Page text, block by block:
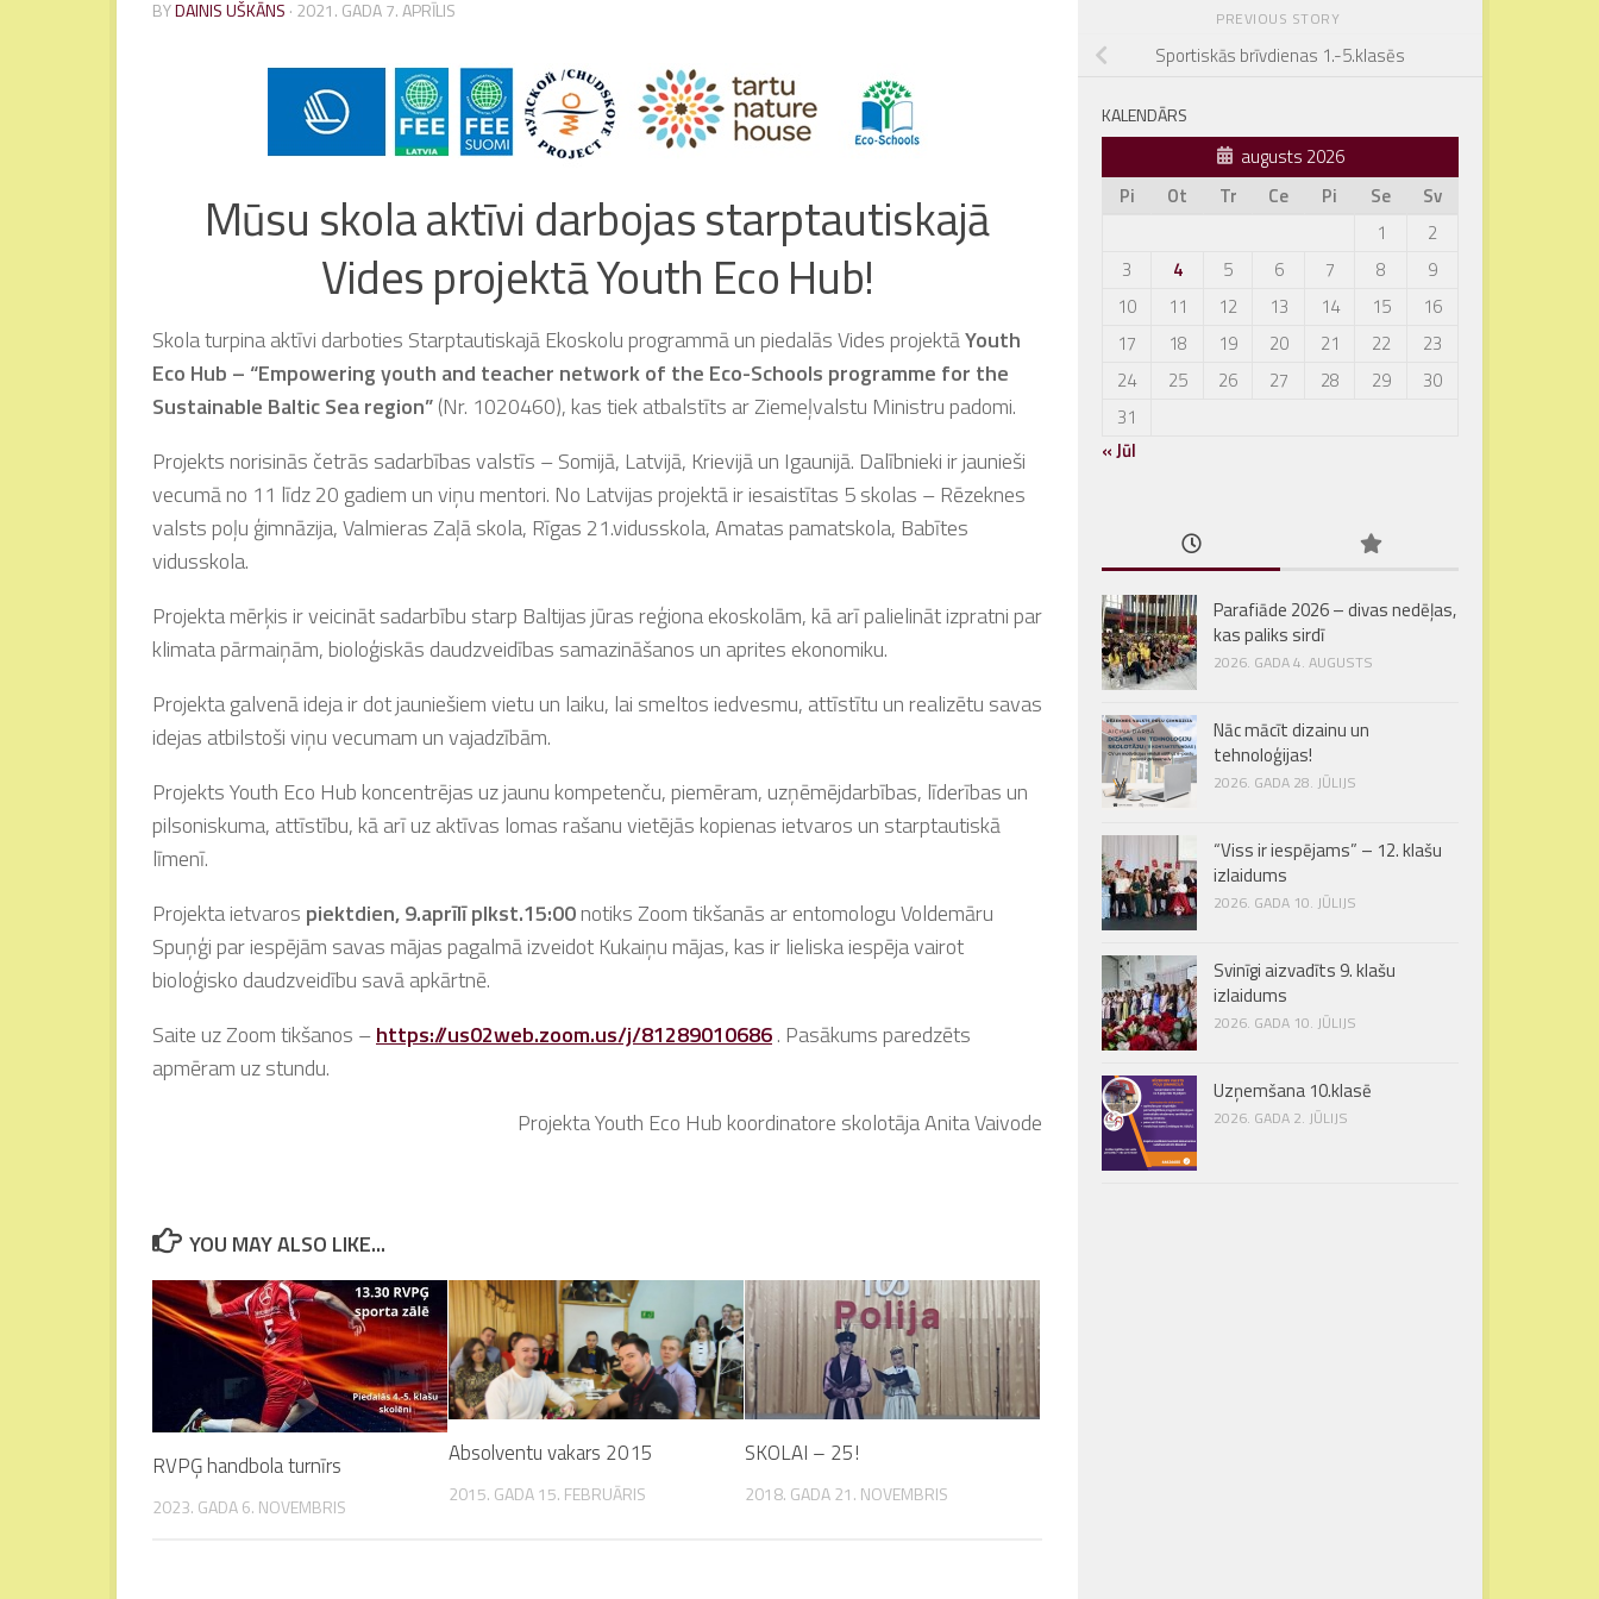
BYDAINIS UŠKĀNS · 2021. GADA 7. APRĪLIS
Mūsu skola aktīvi darbojas starptautiskajā
Vides projektā Youth Eco Hub!
Skola turpina aktīvi darboties Starptautiskajā Ekoskolu programmā un piedalās Vides projektāYouth
Eco Hub – “Empowering youth and teacher network of the Eco-Schools programme for the
Sustainable Baltic Sea region”(Nr. 1020460), kas tiek atbalstīts ar Ziemeļvalstu Ministru padomi.
Projekts norisinās četrās sadarbības valstīs – Somijā, Latvijā, Krievijā un Igaunijā. Dalībnieki ir jaunieši
vecumā no 11 līdz 20 gadiem un viņu mentori. No Latvijas projektā ir iesaistītas 5 skolas – Rēzeknes
valsts poļu ģimnāzija, Valmieras Zaļā skola, Rīgas 21.vidusskola, Amatas pamatskola, Babītes
vidusskola.
Projekta mērķis ir veicināt sadarbību starp Baltijas jūras reģiona ekoskolām, kā arī palielināt izpratni par
klimata pārmaiņām, bioloģiskās daudzveidības samazināšanos un aprites ekonomiku.
Projekta galvenā ideja ir dot jauniešiem vietu un laiku, lai smeltos iedvesmu, attīstītu un realizētu savas
idejas atbilstoši viņu vecumam un vajadzībām.
Projekts Youth Eco Hub koncentrējas uz jaunu kompetenču, piemēram, uzņēmējdarbības, līderības un
pilsoniskuma, attīstību, kā arī uz aktīvas lomas rašanu vietējās kopienas ietvaros un starptautiskā
līmenī.
Projekta ietvaros piektdien, 9.aprīlī plkst.15:00notiks Zoom tikšanās ar entomologu Voldemāru
Spuņģi par iespējām savas mājas pagalmā izveidot Kukaiņu mājas, kas ir lieliska iespēja vairot
bioloģisko daudzveidību savā apkārtnē.
Saite uz Zoom tikšanos –https://us02web.zoom.us/j/81289010686. Pasākums paredzēts
apmēram uz stundu.
Projekta Youth Eco Hub koordinatore skolotāja Anita Vaivode
YOU MAY ALSO LIKE...
RVPĢ handbola turnīrs
2023. GADA 6. NOVEMBRIS
Absolventu vakars 2015
2015. GADA 15. FEBRUĀRIS
SKOLAI – 25!
2018. GADA 21. NOVEMBRIS
PREVIOUS STORY
Sportiskās brīvdienas 1.-5.klasēs
KALENDĀRS
augusts 2026
Pi
Ot Tr Ce Pi Se
Sv
1
2
3
4 5 6 7 8
9
10
11 12 13 14 15
16
17
18 19 20 21 22
23
24
25 26 27 28 29
30
31
« Jūl
Parafiāde 2026 – divas nedēļas,
kas paliks sirdī
2026. GADA 4. AUGUSTS
Nāc mācīt dizainu un
tehnoloģijas!
2026. GADA 28. JŪLIJS
“Viss ir iespējams” – 12. klašu
izlaidums
2026. GADA 10. JŪLIJS
Svinīgi aizvadīts 9. klašu
izlaidums
2026. GADA 10. JŪLIJS
Uzņemšana 10.klasē
2026. GADA 2. JŪLIJS